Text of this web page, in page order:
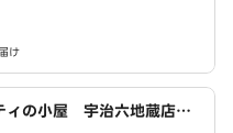
け
ィの小屋 宇治六地蔵店 p